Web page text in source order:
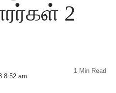
2
8:52 am
1 Min Read